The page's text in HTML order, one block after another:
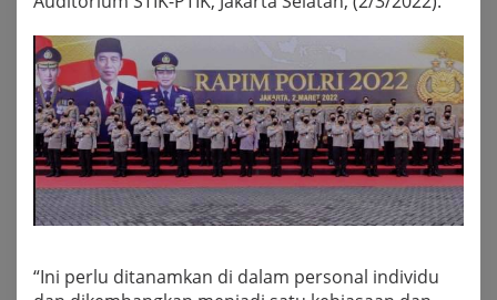
“Ini perlu ditanamkan di dalam personal individu